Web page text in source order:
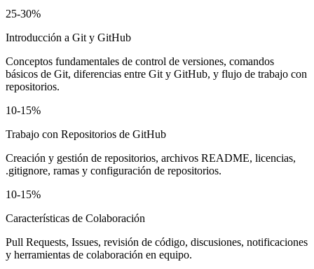
25-30%
Introducción a Git y GitHub
Conceptos fundamentales de control de versiones, comandos
básicos de Git, diferencias entre Git y GitHub, y flujo de trabajo con
repositorios.
10-15%
Trabajo con Repositorios de GitHub
Creación y gestión de repositorios, archivos README, licencias,
.gitignore, ramas y configuración de repositorios.
10-15%
Características de Colaboración
Pull Requests, Issues, revisión de código, discusiones, notificaciones
y herramientas de colaboración en equipo.